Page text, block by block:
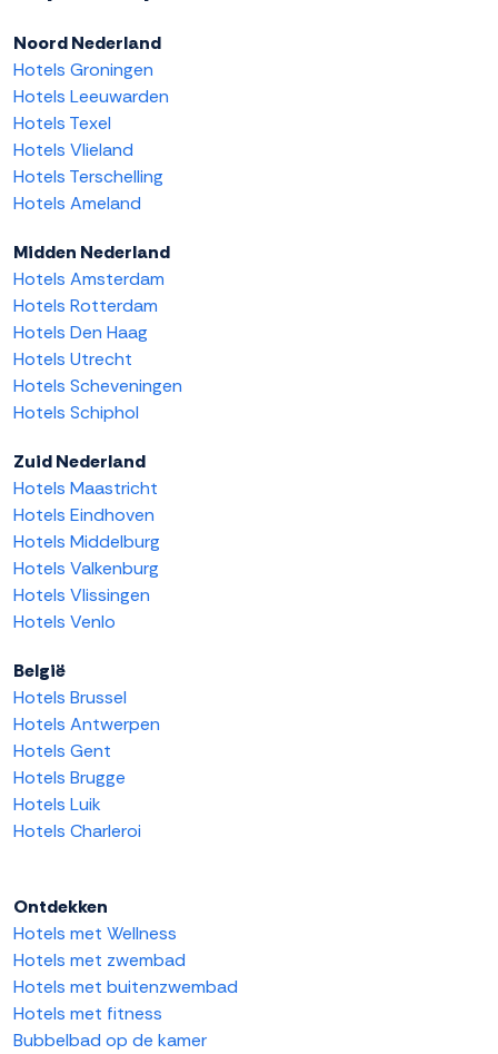
Noord Nederland
Hotels Groningen
Hotels Leeuwarden
Hotels Texel
Hotels Vlieland
Hotels Terschelling
Hotels Ameland
Midden Nederland
Hotels Amsterdam
Hotels Rotterdam
Hotels Den Haag
Hotels Utrecht
Hotels Scheveningen
Hotels Schiphol
Zuid Nederland
Hotels Maastricht
Hotels Eindhoven
Hotels Middelburg
Hotels Valkenburg
Hotels Vlissingen
Hotels Venlo
België
Hotels Brussel
Hotels Antwerpen
Hotels Gent
Hotels Brugge
Hotels Luik
Hotels Charleroi
Ontdekken
Hotels met Wellness
Hotels met zwembad
Hotels met buitenzwembad
Hotels met fitness
Bubbelbad op de kamer